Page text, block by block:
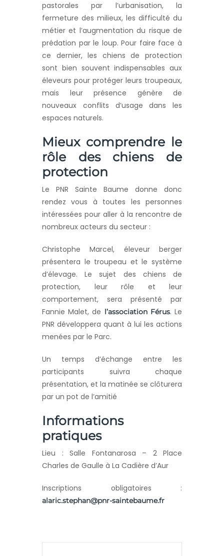
pastorales par l’urbanisation, la
fermeture des milieux, les difficulté du
métier et l’augmentation du risque de
prédation par le loup. Pour faire face à
ce dernier, les chiens de protection
sont bien souvent indispensables aux
éleveurs pour protéger leurs troupeaux,
mais leur présence génère de
nouveaux conflits d’usage dans les
espaces naturels.
Mieux comprendre le
rôle des chiens de
protection
Le PNR Sainte Baume donne donc
rendez vous à toutes les personnes
intéressées pour aller à la rencontre de
nombreux acteurs du secteur :
Christophe Marcel, éleveur berger
présentera le troupeau et le système
d’élevage. Le sujet des chiens de
protection, leur rôle et leur
comportement, sera présenté par
Fannie Malet, de l’association Férus. Le
PNR développera quant à lui les actions
menées par le Parc.
Un temps d’échange entre les
participants suivra chaque
présentation, et la matinée se clôturera
par un pot de l’amitié
Informations
pratiques
Lieu : Salle Fontanarosa – 2 Place
Charles de Gaulle à La Cadière d’Aur
Inscriptions obligatoires :
alaric.stephan@pnr-saintebaume.fr